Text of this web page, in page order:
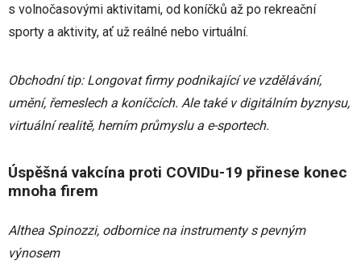
s volnočasovými aktivitami, od koníčků až po rekreační
sporty a aktivity, ať už reálné nebo virtuální.
Obchodní tip: Longovat firmy podnikající ve vzdělávání,
umění, řemeslech a koníčcích. Ale také v digitálním byznysu,
virtuální realitě, herním průmyslu a e-sportech.
Úspěšná vakcína proti COVIDu-19 přinese konec
mnoha firem
Althea Spinozzi, odbornice na instrumenty s pevným
výnosem